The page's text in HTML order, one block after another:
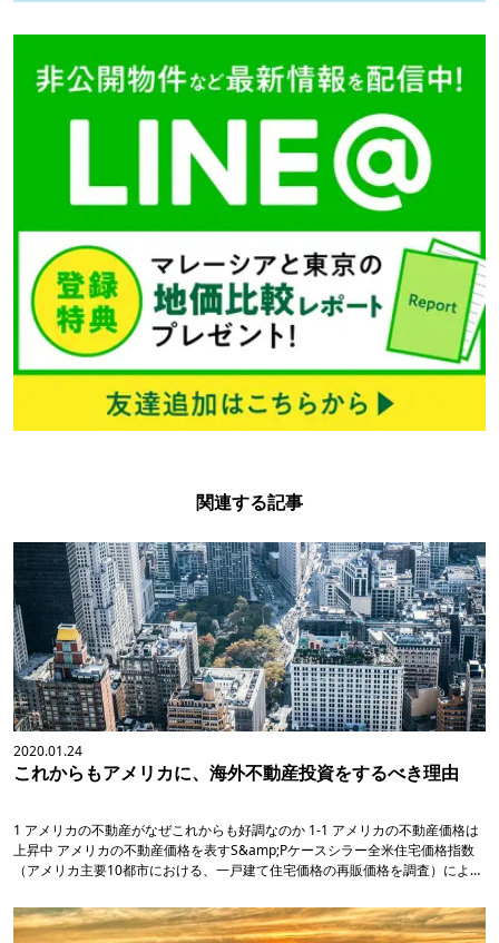
関連する記事
2020.01.24
これからもアメリカに、海外不動産投資をするべき理由
1 アメリカの不動産がなぜこれからも好調なのか 1-1 アメリカの不動産価格は
上昇中 アメリカの不動産価格を表すS&amp;Pケースシラー全米住宅価格指数
（アメリカ主要10都市における、一戸建て住宅価格の再販価格を調査）による
取得してから数年で...